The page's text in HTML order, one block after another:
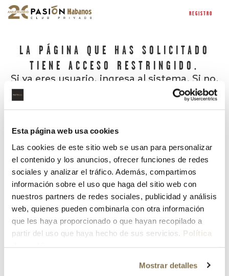
Esta página web usa cookies
Las cookies de este sitio web se usan para personalizar
el contenido y los anuncios, ofrecer funciones de redes
sociales y analizar el tráfico. Además, compartimos
información sobre el uso que haga del sitio web con
nuestros partners de redes sociales, publicidad y análisis
web, quienes pueden combinarla con otra información
que les haya proporcionado o que hayan recopilado a
partir del uso que haya hecho de sus servicios. Política
Mostrar detalles
REGISTRO
LA PÁGINA QUE HAS SOLICITADO
TIENE ACCESO RESTRINGIDO.
Si ya eres usuario, ingresa al sistema. Si no,
¿Has olvidado tu contraseña?